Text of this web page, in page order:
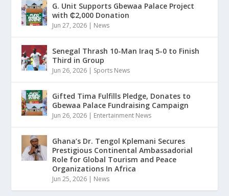
G. Unit Supports Gbewaa Palace Project
with ₵2,000 Donation
Jun 27, 2026 | News
Senegal Thrash 10-Man Iraq 5-0 to Finish
Third in Group
Jun 26, 2026 | Sports News
Gifted Tima Fulfills Pledge, Donates to
Gbewaa Palace Fundraising Campaign
Jun 26, 2026 | Entertainment News
Ghana’s Dr. Tengol Kplemani Secures
Prestigious Continental Ambassadorial
Role for Global Tourism and Peace
Organizations In Africa
Jun 25, 2026 | News